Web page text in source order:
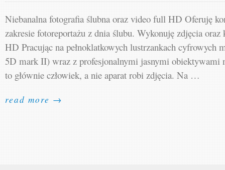
Niebanalna fotografia ślubna oraz video full HD Oferuję
zakresie fotoreportażu z dnia ślubu. Wykonuję zdjęcia
HD Pracując na pełnoklatkowych lustrzankach cyfrowych
5D mark II) wraz z profesjonalnymi jasnymi obiektywami
to głównie człowiek, a nie aparat robi zdjęcia. Na …
read more →